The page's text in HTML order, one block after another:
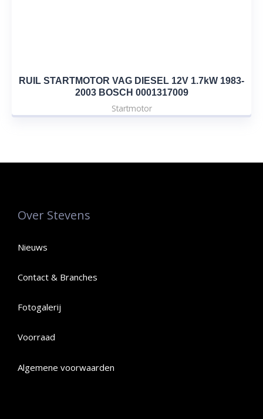
RUIL STARTMOTOR VAG DIESEL 12V 1.7kW 1983-
2003 BOSCH 0001317009
Startmotor
Over Stevens
Nieuws
Contact & Branches
Fotogalerij
Voorraad
Algemene voorwaarden